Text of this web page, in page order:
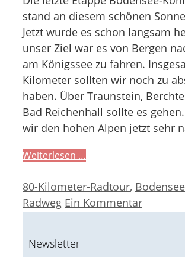
stand an diesem schönen
Jetzt wurde es schon langsam
unser Ziel war es von Bergen
am Königssee zu fahren.
Kilometer sollten wir noch zu
haben. Über Traunstein,
Bad Reichenhall sollte es
wir den hohen Alpen jetzt sehr
Weiterlesen …
Kategorien
80-Kilometer-Radtour,
Radweg Ein Kommentar
Newsletter